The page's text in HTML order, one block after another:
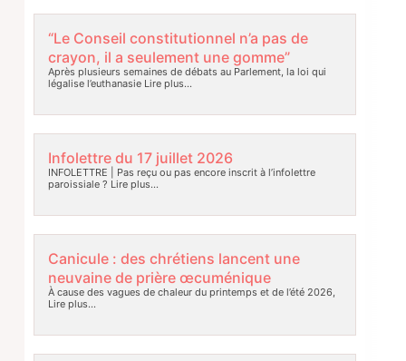
“Le Conseil constitutionnel n’a pas de
crayon, il a seulement une gomme”
Après plusieurs semaines de débats au Parlement, la loi qui
légalise l’euthanasieLire plus…
Infolettre du 17 juillet 2026
INFOLETTRE | Pas reçu ou pas encore inscrit à l’infolettre
paroissiale ? Lire plus…
Canicule : des chrétiens lancent une
neuvaine de prière œcuménique
À cause des vagues de chaleur du printemps et de l’été 2026,
Lire plus…